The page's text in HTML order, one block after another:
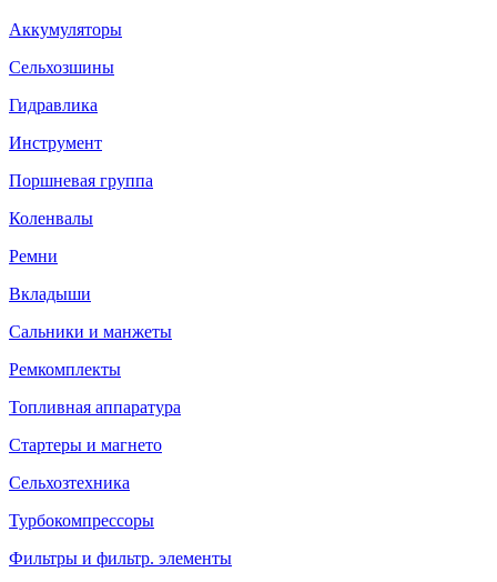
Аккумуляторы
Сельхозшины
Гидравлика
Инструмент
Поршневая группа
Коленвалы
Ремни
Вкладыши
Сальники и манжеты
Ремкомплекты
Топливная аппаратура
Стартеры и магнето
Сельхозтехника
Турбокомпрессоры
Фильтры и фильтр. элементы